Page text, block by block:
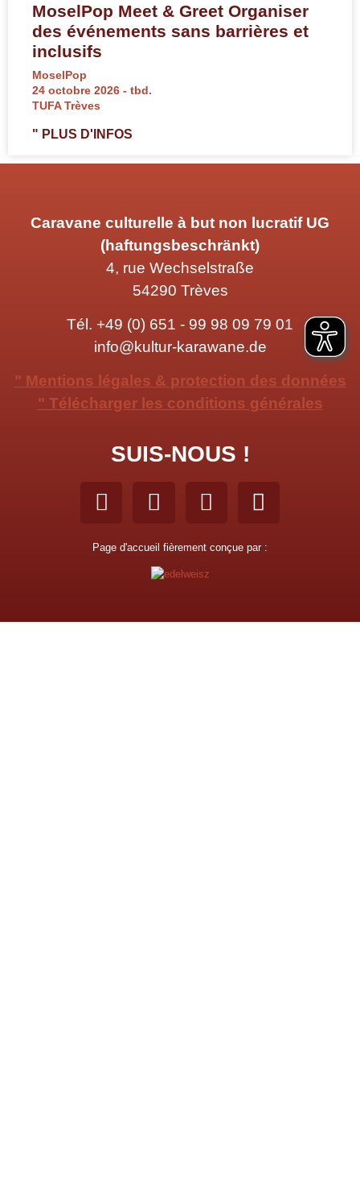
MoselPop Meet & Greet Organiser
des événements sans barrières et
inclusifs
MoselPop
24 octobre 2026 - tbd.
TUFA Trèves
" PLUS D'INFOS
Caravane culturelle à but non lucratif UG
(haftungsbeschränkt)
4, rue Wechselstraße
54290 Trèves
Tél. +49 (0) 651 - 99 98 09 79 01
info@kultur-karawane.de
" Mentions légales & protection des données
" Télécharger les conditions générales
SUIS-NOUS !
Page d'accueil fièrement conçue par :